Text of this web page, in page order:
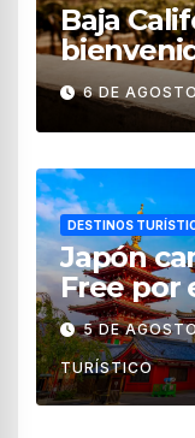
Baja
vendimia
6 DE
DESTINOS
Japón
Free por
de 2026
5 DE
TURÍSTICO